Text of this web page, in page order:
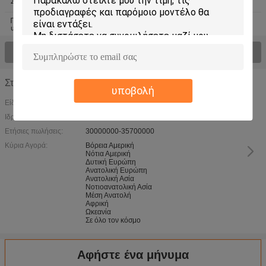
υποβολή
σιλικόνης
Προστασία των απορροφώντας
υλικών
Θερμική αγωγιμότητα Αιχμηρό
Δείτε όλα τα προϊόντα >
Στοιχεία Εταιρίας
Είδος Επιχείρησης:
Ιδρύθηκε Έτος:
Ετήσιες πωλήσεις:
30000000-35700000
Κύρια Αγορά:
Βόρεια Αμερική
Νότια Αμερική
Δυτική Ευρώπη
Ανατολική Ευρώπη
Ανατολική Ασία
Νοτιοανατολική Ασία
Μέση Ανατολή
Αφρική
Ωκεανία
Σε όλο τον κόσμο
Αφήστε ένα μήνυμα